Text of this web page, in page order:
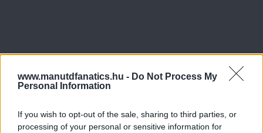
www.manutdfanatics.hu - Do Not Process My
Personal Information
If you wish to opt-out of the sale, sharing to third parties, or
processing of your personal or sensitive information for